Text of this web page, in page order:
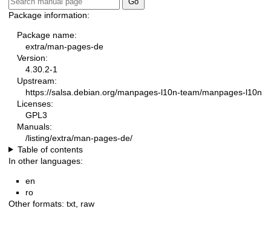
Package information:
Package name:
extra/man-pages-de
Version:
4.30.2-1
Upstream:
https://salsa.debian.org/manpages-l10n-team/manpages-l10n
Licenses:
GPL3
Manuals:
/listing/extra/man-pages-de/
Table of contents
In other languages:
en
ro
Other formats: txt raw